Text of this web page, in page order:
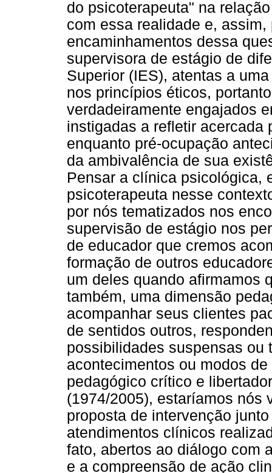
do psicoterapeuta" na
com essa realidade e,
encaminhamentos dessa
supervisora de estágio de
Superior (IES), atentas a
nos princípios éticos,
verdadeiramente engajados
instigadas a refletir acercada
enquanto pré-ocupação
da ambivalência de sua
Pensar a clínica psicológica,
psicoterapeuta nesse
por nós tematizados nos
supervisão de estágio nos
de educador que cremos
formação de outros
um deles quando afirmamos
também, uma dimensão
acompanhar seus clientes
de sentidos outros,
possibilidades suspensas ou
acontecimentos ou modos
pedagógico crítico e
(1974/2005), estaríamos nós
proposta de intervenção
atendimentos clínicos
fato, abertos ao diálogo com
e a compreensão de ação